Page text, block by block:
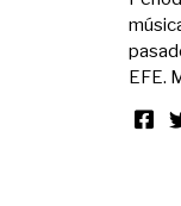
EFE.